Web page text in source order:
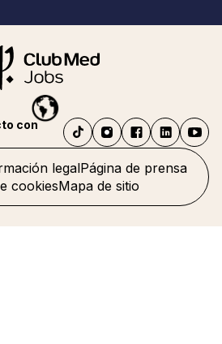
legalPágina de prensa
cookiesMapa de sitio
con